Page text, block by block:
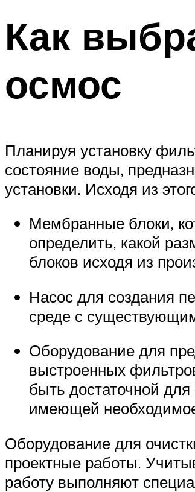
Как
осмос
Планируя установку
состояние воды,
установки. Исходя из
Мембранные блоки,
определить, какой
блоков исходя из
Насос для создания
среде с
Оборудование для
выстроенных
быть достаточной
имеющей
Оборудование для
проектные работы.
работу выполняют